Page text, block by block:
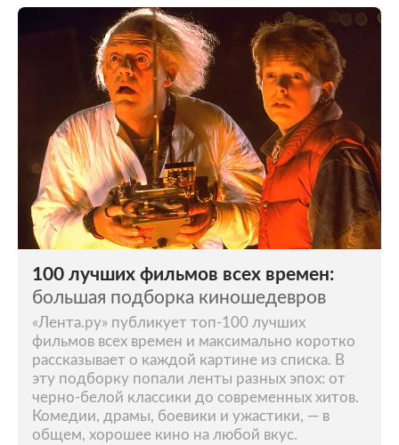
100 лучших фильмов всех времен:
большая подборка киношедевров
«Лента.ру» публикует топ-100 лучших
фильмов всех времен и максимально коротко
рассказывает о каждой картине из списка. В
эту подборку попали ленты разных эпох: от
черно-белой классики до современных хитов.
Комедии, драмы, боевики и ужастики, — в
общем, хорошее кино на любой вкус.